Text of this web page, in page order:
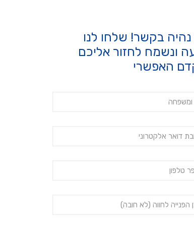
נהיה בקשר! שלחו לנו
ונשמח לחזור אליכם
האפשרי